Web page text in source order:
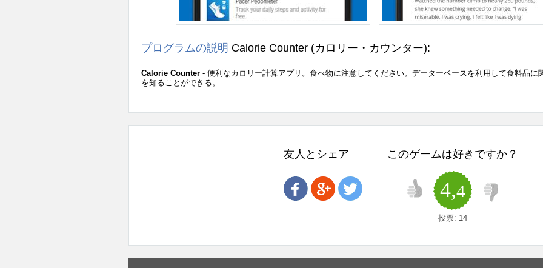
プログラムの説明 Calorie Counter (カロリー・カウンター):
Calorie Counter - 便利なカロリー計算アプリ。食べ物に注意してください。データーベースを利用して食料品に
を知ることができる。
友人とシェア このゲームは好きですか？
4,4
投票: 14